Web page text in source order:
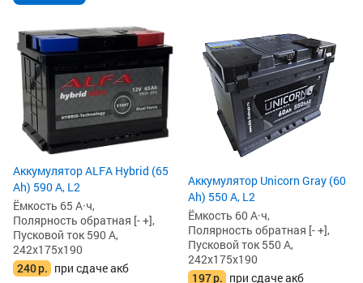
Аккумулятор ALFA Hybrid (65
Ah) 590 А, L2
Ёмкость 65 А·ч,
Полярность обратная [- +],
Пусковой ток 590 А,
242x175x190
240р. при сдаче акб
Аккумулятор Unicorn Gray (60
Ah) 550 А, L2
Ёмкость 60 А·ч,
Полярность обратная [- +],
Пусковой ток 550 А,
242x175x190
197р. при сдаче акб